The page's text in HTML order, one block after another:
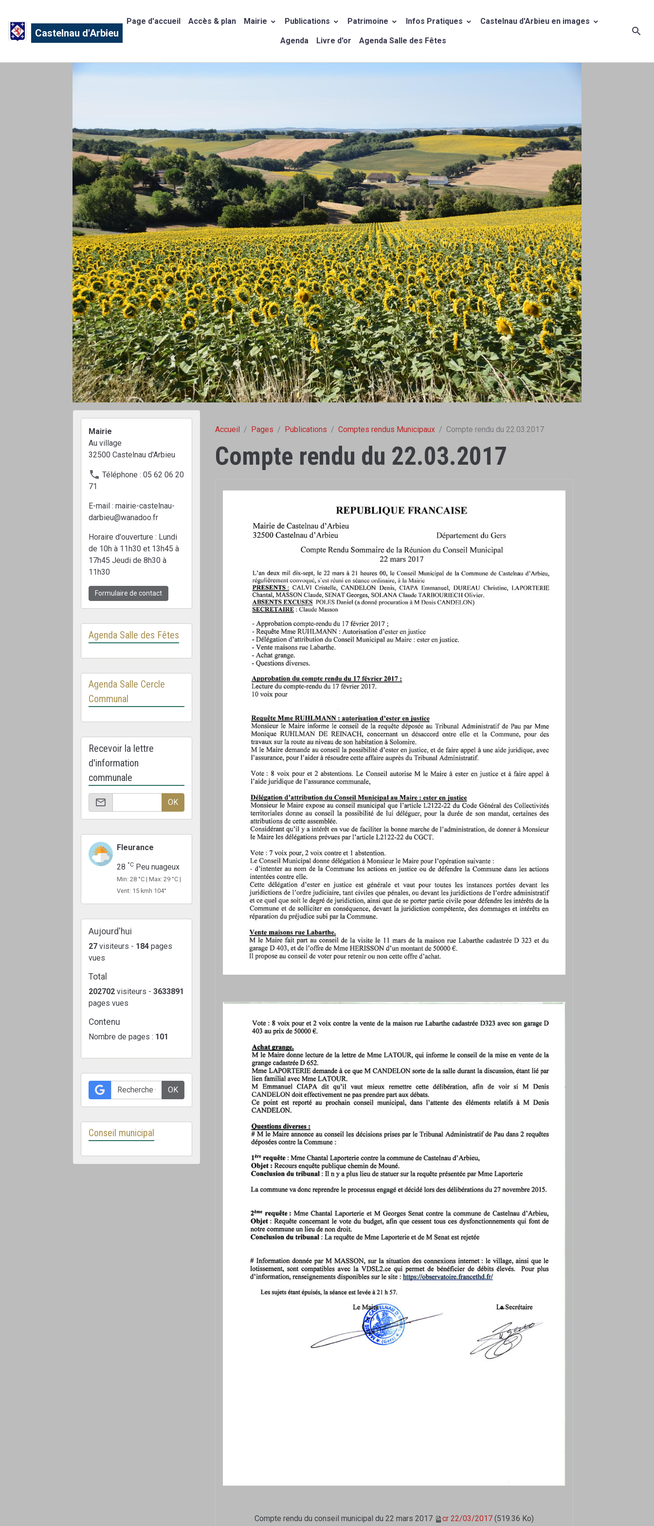
Castelnau d'Arbieu
Page d'accueil Accès & plan Mairie Publications Patrimoine Infos Pratiques Castelnau d'Arbieu en images
Agenda Livre d'or Agenda Salle des Fêtes
Accueil Pages Publications Comptes rendus Municipaux Compte rendu du 22.03.2017
Compte rendu du 22.03.2017
Compte rendu du conseil municipal du 22 mars 2017 cr 22/03/2017(519.36 Ko)
Mairie
Au village
32500 Castelnau d'Arbieu
Téléphone : 05 62 06 20
71
E-mail : mairie-castelnau-
darbieu@wanadoo.fr
Horaire d'ouverture : Lundi
de 10h à 11h30 et 13h45 à
17h45 Jeudi de 8h30 à
11h30
Formulaire de contact
Agenda Salle des Fêtes
Agenda Salle Cercle
Communal
Recevoir la lettre
d'information
communale
OK
Fleurance
28 °C Peu nuageux
Min: 28 °C | Max: 29 °C |
Vent: 15 kmh 104°
Aujourd'hui
27 visiteurs - 184 pages
vues
Total
202702 visiteurs -3633891
pages vues
Contenu
Nombre de pages : 101
OK
Conseil municipal